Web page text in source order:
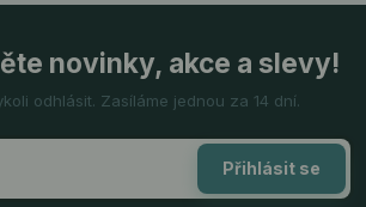
novinky, akce a slevy!
odhlásit. Zasíláme jednou za 14 dní.
Přihlásit se